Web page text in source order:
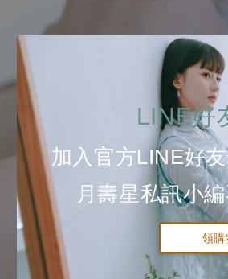
LINE好
加入官方LINE好
月壽星私訊小
領購